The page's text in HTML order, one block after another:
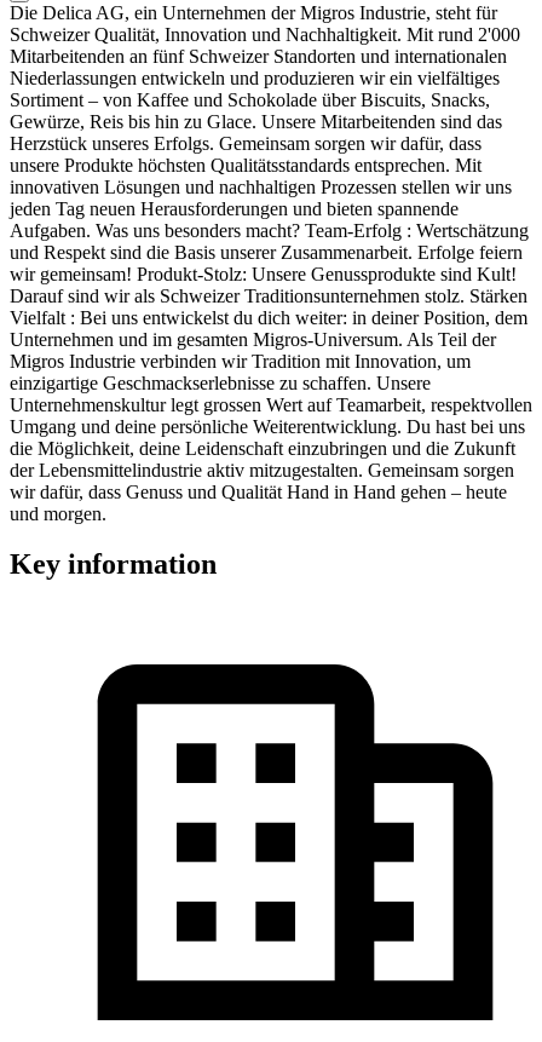
Die Delica AG, ein Unternehmen der Migros Industrie, steht für
Schweizer Qualität, Innovation und Nachhaltigkeit. Mit rund 2'000
Mitarbeitenden an fünf Schweizer Standorten und internationalen
Niederlassungen entwickeln und produzieren wir ein vielfältiges
Sortiment – von Kaffee und Schokolade über Biscuits, Snacks,
Gewürze, Reis bis hin zu Glace. Unsere Mitarbeitenden sind das
Herzstück unseres Erfolgs. Gemeinsam sorgen wir dafür, dass
unsere Produkte höchsten Qualitätsstandards entsprechen. Mit
innovativen Lösungen und nachhaltigen Prozessen stellen wir uns
jeden Tag neuen Herausforderungen und bieten spannende
Aufgaben. Was uns besonders macht? Team-Erfolg : Wertschätzung
und Respekt sind die Basis unserer Zusammenarbeit. Erfolge feiern
wir gemeinsam! Produkt-Stolz: Unsere Genussprodukte sind Kult!
Darauf sind wir als Schweizer Traditionsunternehmen stolz. Stärken
Vielfalt : Bei uns entwickelst du dich weiter: in deiner Position, dem
Unternehmen und im gesamten Migros-Universum. Als Teil der
Migros Industrie verbinden wir Tradition mit Innovation, um
einzigartige Geschmackserlebnisse zu schaffen. Unsere
Unternehmenskultur legt grossen Wert auf Teamarbeit, respektvollen
Umgang und deine persönliche Weiterentwicklung. Du hast bei uns
die Möglichkeit, deine Leidenschaft einzubringen und die Zukunft
der Lebensmittelindustrie aktiv mitzugestalten. Gemeinsam sorgen
wir dafür, dass Genuss und Qualität Hand in Hand gehen – heute
und morgen.
Key information